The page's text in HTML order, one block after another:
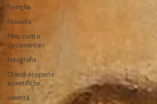
Famiglia
Filosofia
Film, corti e
documentari
Fotografia
Grandi scoperte
scientifiche
Identità